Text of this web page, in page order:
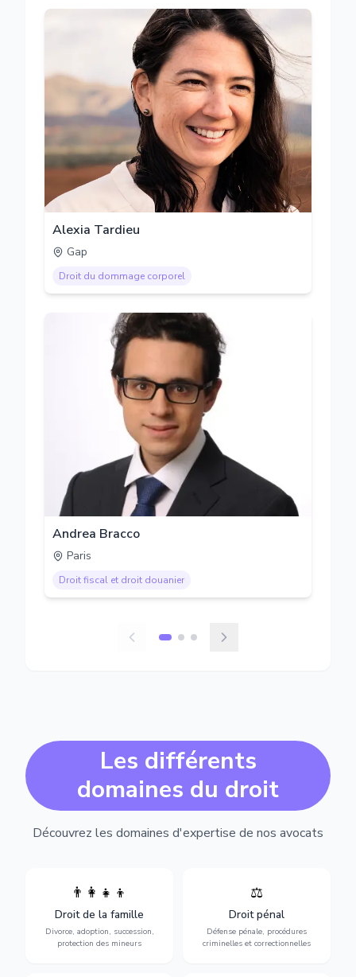
Alexia Tardieu
Gap
Droit du dommage corporel
Andrea Bracco
Paris
Droit fiscal et droit douanier
Les différents
domaines du droit
Découvrez les domaines d'expertise de nos avocats
👨‍👩‍👧‍👦
Droit de la famille
Divorce, adoption, succession,
protection des mineurs
Divorce, garde d'enfants,
adoption, succession et
protection des personnes
vulnérables.
⚖️
Droit pénal
Défense pénale, procédures
criminelles et correctionnelles
Expertise en matière pénale,
vue jusqu'au procès, pour
toute affaire correctionnelle
ou criminelle.